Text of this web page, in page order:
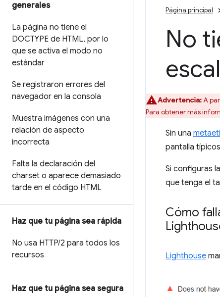
generales
La página no tiene el
DOCTYPE de HTML, por lo
que se activa el modo no
estándar
Se registraron errores del
navegador en la consola
Muestra imágenes con una
relación de aspecto
incorrecta
Falta la declaración del
charset o aparece demasiado
tarde en el código HTML
Haz que tu página sea rápida
No usa HTTP/2 para todos los
recursos
Haz que tu página sea segura
Página principal
No
Advertencia:A
Para obtener más
Sin una
pantalla
Si configuras
que tenga el
Cómo
Lighthouse